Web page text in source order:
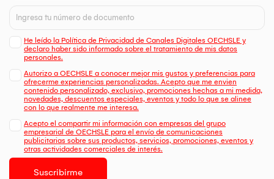
He leído la Política de Privacidad de Canales Digitales OECHSLE y
declaro haber sido informado sobre el tratamiento de mis datos
personales.
Autorizo a OECHSLE a conocer mejor mis gustos y preferencias para
ofrecerme experiencias personalizadas. Acepto que me envien
contenido personalizado, exclusivo, promociones hechas a mi medida,
novedades, descuentos especiales, eventos y todo lo que se alinee
con lo que realmente me interesa.
Acepto el compartir mi información con empresas del grupo
empresarial de OECHSLE para el envío de comunicaciones
publicitarias sobre sus productos, servicios, promociones, eventos y
otras actividades comerciales de interés.
Suscribirme